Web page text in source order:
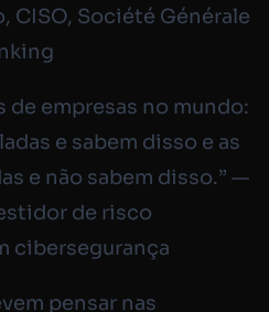
CISO, Société Générale
de empresas no mundo:
e sabem disso e as
e não sabem disso.” —
de risco
cibersegurança
pensar nas